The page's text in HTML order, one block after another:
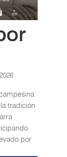
tradición
por